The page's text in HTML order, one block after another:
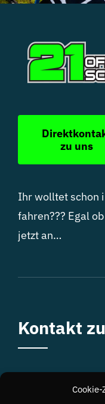
zu uns
Ihr wolltet schon
fahren??? Egal
jetzt an…
Kontakt